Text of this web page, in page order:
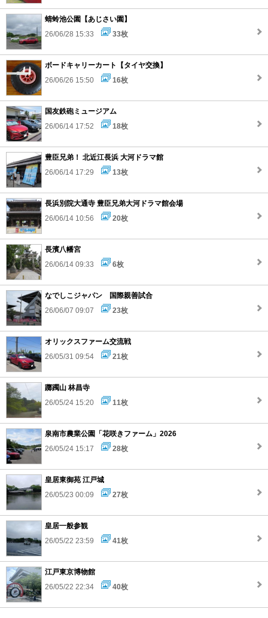
蜻蛉池公園【あじさい園】
26/06/28 15:33
33枚
ボードキャリーカート【タイヤ交換】
26/06/26 15:50
16枚
国友鉄砲ミュージアム
26/06/14 17:52
18枚
豊臣兄弟！ 北近江長浜 大河ドラマ館
26/06/14 17:29
13枚
長浜別院大通寺 豊臣兄弟大河ドラマ館会場
26/06/14 10:56
20枚
長濱八幡宮
26/06/14 09:33
6枚
なでしこジャパン 国際親善試合
26/06/07 09:07
23枚
オリックスファーム交流戦
26/05/31 09:54
21枚
躑躅山 林昌寺
26/05/24 15:20
11枚
泉南市農業公園「花咲きファーム」2026
26/05/24 15:17
28枚
皇居東御苑 江戸城
26/05/23 00:09
27枚
皇居一般参観
26/05/22 23:59
41枚
江戸東京博物館
26/05/22 22:34
40枚